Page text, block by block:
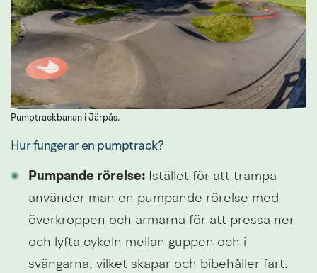
Pumptrackbanan i Järpås.
Hur fungerar en pumptrack?
Pumpande rörelse: Istället för att trampa
använder man en pumpande rörelse med
överkroppen och armarna för att pressa ner
och lyfta cykeln mellan guppen och i
svängarna, vilket skapar och bibehåller fart.